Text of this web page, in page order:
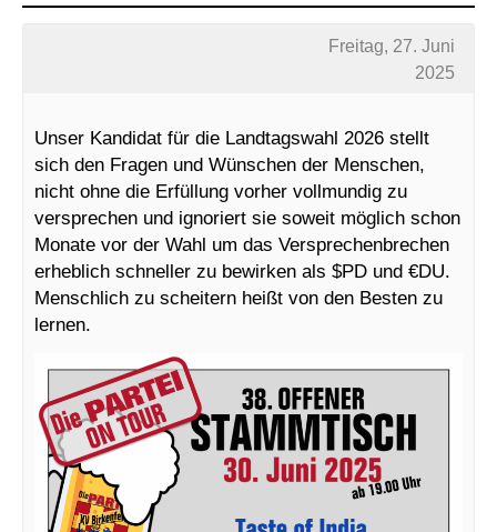
Freitag, 27. Juni
2025
Unser Kandidat für die Landtagswahl 2026 stellt
sich den Fragen und Wünschen der Menschen,
nicht ohne die Erfüllung vorher vollmundig zu
versprechen und ignoriert sie soweit möglich schon
Monate vor der Wahl um das Versprechenbrechen
erheblich schneller zu bewirken als $PD und €DU.
Menschlich zu scheitern heißt von den Besten zu
lernen.